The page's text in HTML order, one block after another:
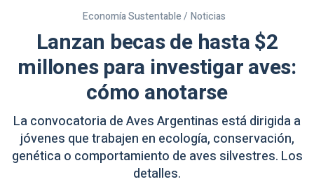
Economía Sustentable / Noticias
Lanzan becas de hasta $2
millones para investigar aves:
cómo anotarse
La convocatoria de Aves Argentinas está dirigida a
jóvenes que trabajen en ecología, conservación,
genética o comportamiento de aves silvestres. Los
detalles.